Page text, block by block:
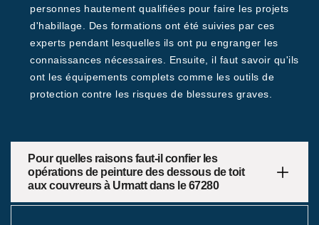
personnes hautement qualifiées pour faire les projets
d'habillage. Des formations ont été suivies par ces
experts pendant lesquelles ils ont pu engranger les
connaissances nécessaires. Ensuite, il faut savoir qu'ils
ont les équipements complets comme les outils de
protection contre les risques de blessures graves.
Pour quelles raisons faut-il confier les
opérations de peinture des dessous de toit
aux couvreurs à Urmatt dans le 67280